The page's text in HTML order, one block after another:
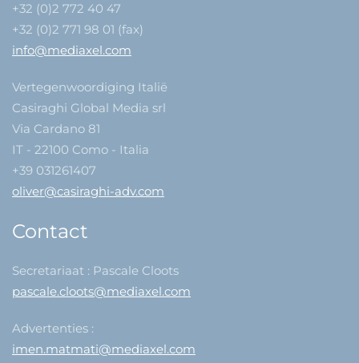
+32 (0)2 772 40 47
+32 (0)2 771 98 01 (fax)
info@mediaxel.com
Vertegenwoordiging Italië
Casiraghi Global Media srl
Via Cardano 81
IT - 22100 Como - Italia
+39 031261407
oliver@casiraghi-adv.com
Contact
Secretariaat : Pascale Cloots
pascale.cloots@mediaxel.com
Advertenties :
imen.matmati@mediaxel.com